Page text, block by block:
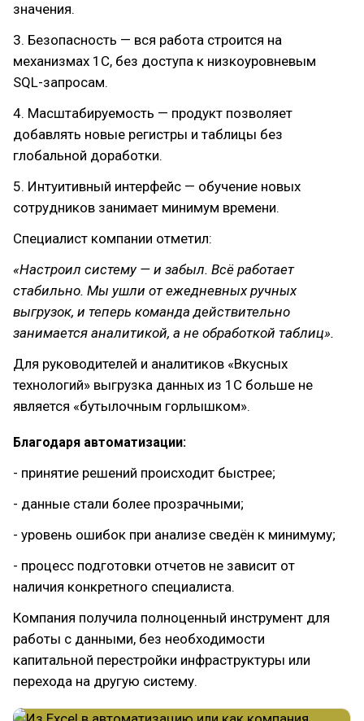
значения.
3. Безопасность — вся работа строится на
механизмах 1С, без доступа к низкоуровневым
SQL-запросам.
4. Масштабируемость — продукт позволяет
добавлять новые регистры и таблицы без
глобальной доработки.
5. Интуитивный интерфейс — обучение новых
сотрудников занимает минимум времени.
Специалист компании отметил:
«Настроил систему — и забыл. Всё работает
стабильно. Мы ушли от ежедневных ручных
выгрузок, и теперь команда действительно
занимается аналитикой, а не обработкой таблиц».
Для руководителей и аналитиков «Вкусных
технологий» выгрузка данных из 1С больше не
является «бутылочным горлышком».
Благодаря автоматизации:
- принятие решений происходит быстрее;
- данные стали более прозрачными;
- уровень ошибок при анализе сведён к минимуму;
- процесс подготовки отчетов не зависит от
наличия конкретного специалиста.
Компания получила полноценный инструмент для
работы с данными, без необходимости
капитальной перестройки инфраструктуры или
перехода на другую систему.